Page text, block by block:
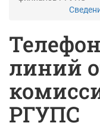
линий
РГУПС